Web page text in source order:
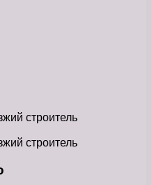
строитель
строитель